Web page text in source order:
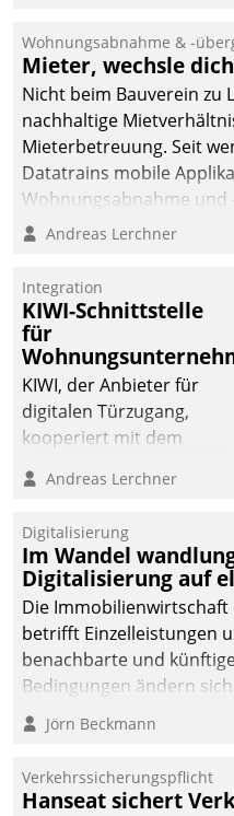
Ressort Kapitalanlage für
künftige Aufgaben und
Herausforderungen
gerüstet.
Wohnungsabnahme & -
Mieter, wechsle
Nicht beim Bauverein zu
nachhaltige
Mieterbetreuung. Seit
Datatrains mobile
Wohnungsabnahme und
Mieter wohlgeordnet
Andreas Lerchner
Integration
KIWI-Schnittstelle
für
KIWI, der Anbieter für
digitalen Türzugang,
kooperiert mit dem
Softwareentwicklungshaus
Andreas Lerchner
Digitalisierung
Im Wandel
Digitalisierung auf
Die
betrifft Einzelleistungen
benachbarte und
Bedingungen ändern
technisch die Kontrolle
fürs Wachsen öffnen?
Jörn Beckmann
Verkehrssicherungspflicht
Hanseat sichert